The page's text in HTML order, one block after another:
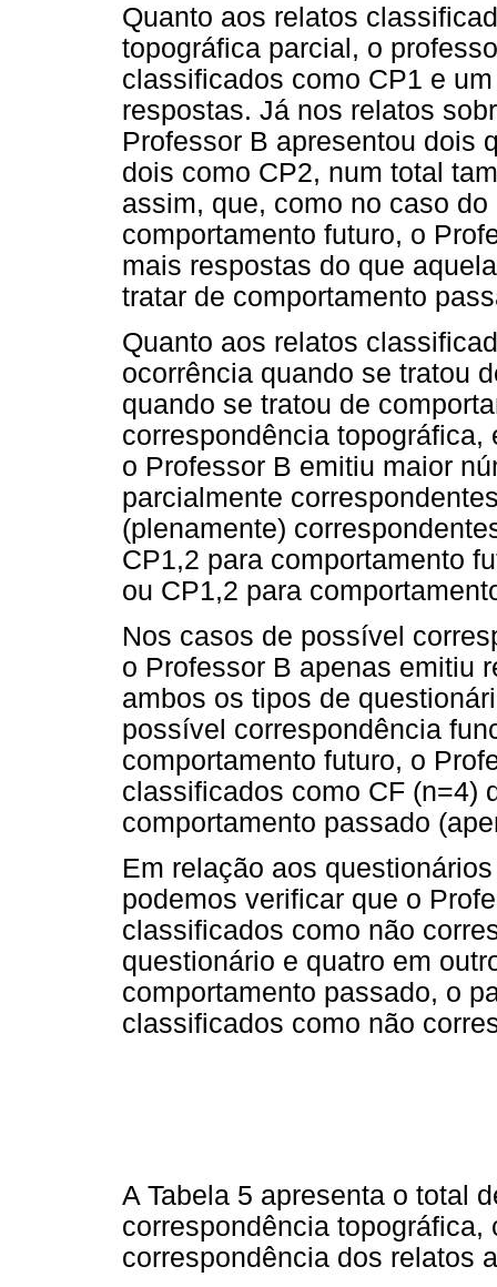
Quanto aos relatos
topográfica parcial, o
classificados como CP1 e
respostas. Já nos relatos
Professor B apresentou dois
dois como CP2, num total
assim, que, como no caso
comportamento futuro, o
mais respostas do que
tratar de comportamento
Quanto aos relatos
ocorrência quando se tratou
quando se tratou de
correspondência
o Professor B emitiu maior
parcialmente
(plenamente)
CP1,2 para comportamento
ou CP1,2 para
Nos casos de possível
o Professor B apenas emitiu
ambos os tipos de
possível correspondência
comportamento futuro, o
classificados como CF (n=4)
comportamento passado
Em relação aos
podemos verificar que o
classificados como não
questionário e quatro em
comportamento passado, o
classificados como não
A Tabela 5 apresenta o total
correspondência
correspondência dos relatos